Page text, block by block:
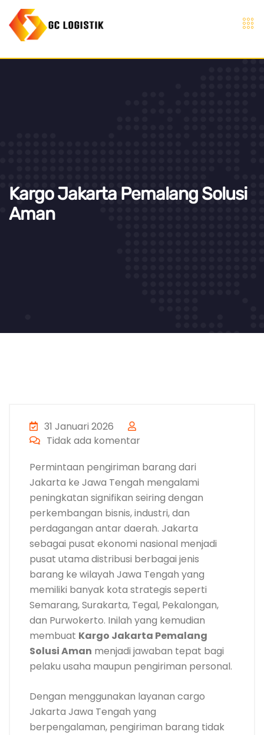
Kargo Jakarta Pemalang Solusi
Aman
31 Januari 2026
Tidak ada komentar
Permintaan pengiriman barang dari
Jakarta ke Jawa Tengah mengalami
peningkatan signifikan seiring dengan
perkembangan bisnis, industri, dan
perdagangan antar daerah. Jakarta
sebagai pusat ekonomi nasional menjadi
pusat utama distribusi berbagai jenis
barang ke wilayah Jawa Tengah yang
memiliki banyak kota strategis seperti
Semarang, Surakarta, Tegal, Pekalongan,
dan Purwokerto. Inilah yang kemudian
membuat Kargo Jakarta Pemalang
Solusi Aman menjadi jawaban tepat bagi
pelaku usaha maupun pengiriman personal.
Dengan menggunakan layanan cargo
Jakarta Jawa Tengah yang
berpengalaman, pengiriman barang tidak